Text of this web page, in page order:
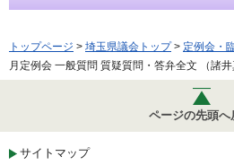
トップページ > 埼玉県議会トップ> 定例会・
月定例会 一般質問 質疑質問・答弁全文 （諸井
ページの先頭へ
サイトマップ